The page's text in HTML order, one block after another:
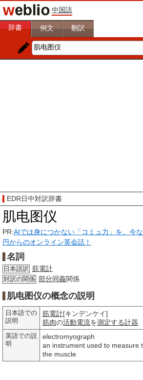
中国語
辞書 例文 翻訳
EDR日中対訳辞書
肌电图仪
PR:AIでは身につかない「コミュ力」を。今
円からのオンライン英会話！
名詞
日本語訳 筋電計
対訳の関係 部分同義関係
肌电图仪の概念の説明
日本語での
説明
筋電計[キンデンケイ]
筋肉の活動電流を測定する計器
英語での説
明
electromyograph
an instrument used to measure
the muscle